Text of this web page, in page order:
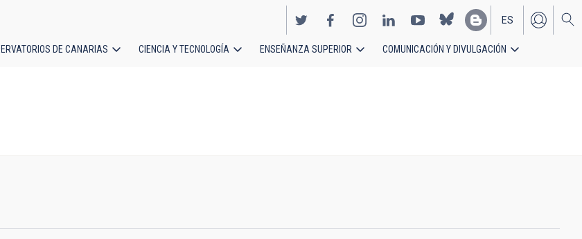
EN
ES
DE CANARIAS CIENCIA Y TECNOLOGÍA ENSEÑANZA SUPERIOR COMUNICACIÓN Y DIVULGACIÓN